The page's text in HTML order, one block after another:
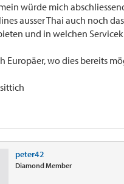
würde mich
ausser Thai auch noch
und in welchen
Europäer, wo dies bereits
peter42
Diamond Member